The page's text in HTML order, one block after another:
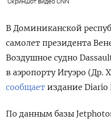
В Доминиканской
самолет президента
Воздушное судно
в аэропорту Игуэро (Др.
сообщает издание Diario
По данным базы